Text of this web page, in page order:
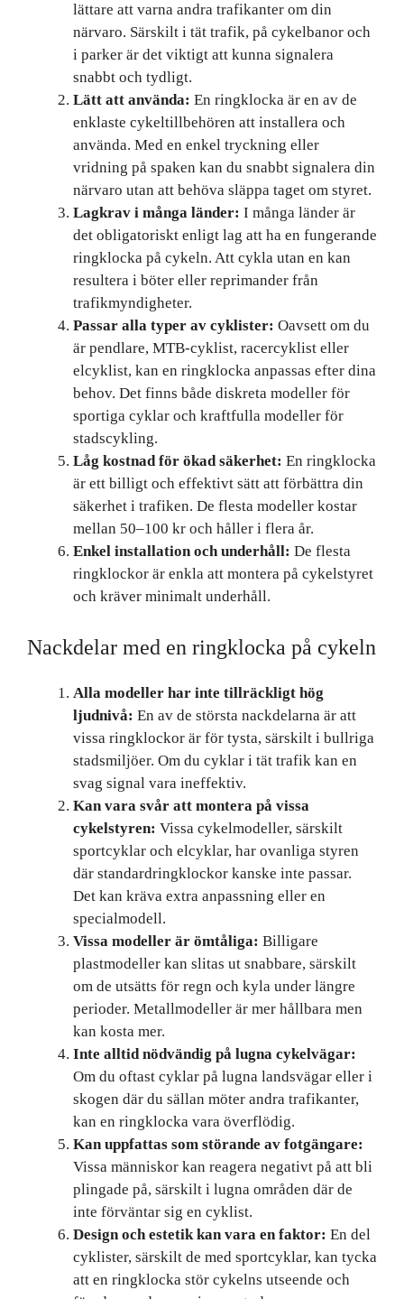
lättare att varna andra trafikanter om din
närvaro. Särskilt i tät trafik, på cykelbanor och
i parker är det viktigt att kunna signalera
snabbt och tydligt.
Lätt att använda: En ringklocka är en av de
enklaste cykeltillbehören att installera och
använda. Med en enkel tryckning eller
vridning på spaken kan du snabbt signalera din
närvaro utan att behöva släppa taget om styret.
Lagkrav i många länder: I många länder är
det obligatoriskt enligt lag att ha en fungerande
ringklocka på cykeln. Att cykla utan en kan
resultera i böter eller reprimander från
trafikmyndigheter.
Passar alla typer av cyklister: Oavsett om du
är pendlare, MTB-cyklist, racercyklist eller
elcyklist, kan en ringklocka anpassas efter dina
behov. Det finns både diskreta modeller för
sportiga cyklar och kraftfulla modeller för
stadscykling.
Låg kostnad för ökad säkerhet: En ringklocka
är ett billigt och effektivt sätt att förbättra din
säkerhet i trafiken. De flesta modeller kostar
mellan 50–100 kr och håller i flera år.
Enkel installation och underhåll: De flesta
ringklockor är enkla att montera på cykelstyret
och kräver minimalt underhåll.
Nackdelar med en ringklocka på cykeln
Alla modeller har inte tillräckligt hög
ljudnivå: En av de största nackdelarna är att
vissa ringklockor är för tysta, särskilt i bullriga
stadsmiljöer. Om du cyklar i tät trafik kan en
svag signal vara ineffektiv.
Kan vara svår att montera på vissa
cykelstyren: Vissa cykelmodeller, särskilt
sportcyklar och elcyklar, har ovanliga styren
där standardringklockor kanske inte passar.
Det kan kräva extra anpassning eller en
specialmodell.
Vissa modeller är ömtåliga: Billigare
plastmodeller kan slitas ut snabbare, särskilt
om de utsätts för regn och kyla under längre
perioder. Metallmodeller är mer hållbara men
kan kosta mer.
Inte alltid nödvändig på lugna cykelvägar:
Om du oftast cyklar på lugna landsvägar eller i
skogen där du sällan möter andra trafikanter,
kan en ringklocka vara överflödig.
Kan uppfattas som störande av fotgängare:
Vissa människor kan reagera negativt på att bli
plingade på, särskilt i lugna områden där de
inte förväntar sig en cyklist.
Design och estetik kan vara en faktor: En del
cyklister, särskilt de med sportcyklar, kan tycka
att en ringklocka stör cykelns utseende och